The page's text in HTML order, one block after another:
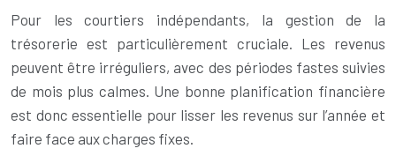
Pour les courtiers indépendants, la gestion de la
trésorerie est particulièrement cruciale. Les revenus
peuvent être irréguliers, avec des périodes fastes suivies
de mois plus calmes. Une bonne planification financière
est donc essentielle pour lisser les revenus sur l’année et
faire face aux charges fixes.